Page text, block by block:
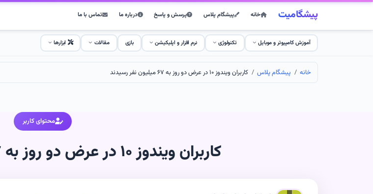
پیشگامیت خانه پیشگام پلاس پرسش و پاسخ درباره ما تماس با ما
آموزش کامپیوتر و موبایل تکنولوژی نرم افزار و اپلیکیشن بازی مقالات ابزارها
خانه پیشگام پلاس کاربران ویندوز ۱۰ در عرض دو روز به ۶۷ میلیون نفر رسیدند
محتوای کاربر
کاربران ویندوز ۱۰ در عرض دو روز به ۶۷ میلیون نفر رسیدند